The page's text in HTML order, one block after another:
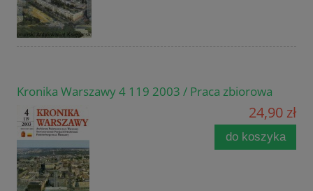
Kronika Warszawy 4 119 2003 / Praca zbiorowa
24,90 zł
do koszyka